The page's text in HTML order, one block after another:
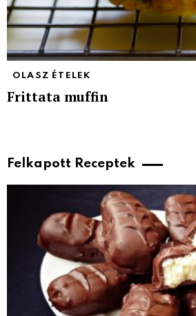
OLASZ ÉTELEK
Frittata muffin
Felkapott Receptek